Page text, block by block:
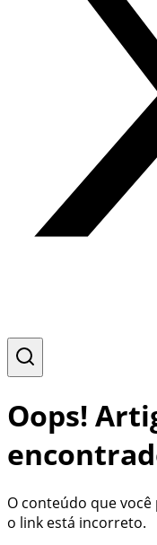
Oops!
O conteúdo que
o link está incorreto.